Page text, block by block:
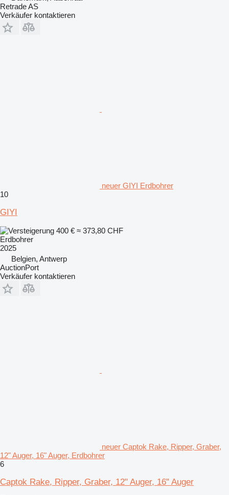
Retrade AS
Verkäufer kontaktieren
neuer GIYI Erdbohrer
10
GIYI
400 € ≈ 373,80 CHF
Erdbohrer
2025
Belgien, Antwerp
AuctionPort
Verkäufer kontaktieren
neuer Captok Rake, Ripper, Graber,
12" Auger, 16" Auger, Erdbohrer
6
Captok Rake, Ripper, Graber, 12" Auger, 16" Auger